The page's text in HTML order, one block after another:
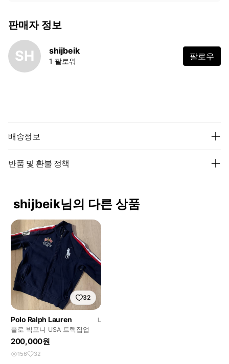
판매자 정보
SH shijbeik
1 팔로워 팔로우
배송정보
반품 및 환불 정책
shijbeik님의 다른 상품
32
Polo Ralph Lauren
L
폴로 빅포니 USA 트랙집업
200,000원
156 32